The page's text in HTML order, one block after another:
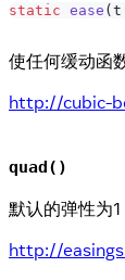
static ease ( t
使任何缓动函
http://cubic-
quad()
默认的弹性为
http://